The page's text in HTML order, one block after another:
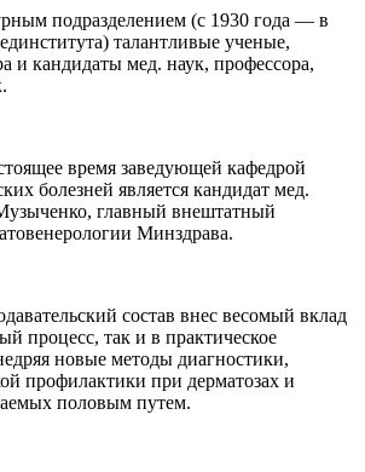
подразделением (с 1930 года — в
талантливые ученые,
и кандидаты мед. наук, профессора,
время заведующей кафедрой
болезней является кандидат мед.
главный внештатный
Минздрава.
состав внес весомый вклад
процесс, так и в практическое
новые методы диагностики,
профилактики при дерматозах и
половым путем.